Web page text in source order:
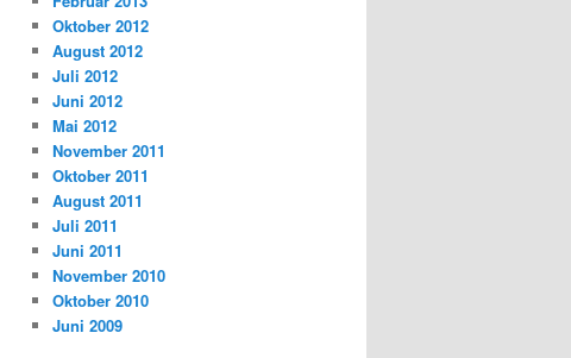
Oktober 2012
August 2012
Juli 2012
Juni 2012
Mai 2012
November 2011
Oktober 2011
August 2011
Juli 2011
Juni 2011
November 2010
Oktober 2010
Juni 2009